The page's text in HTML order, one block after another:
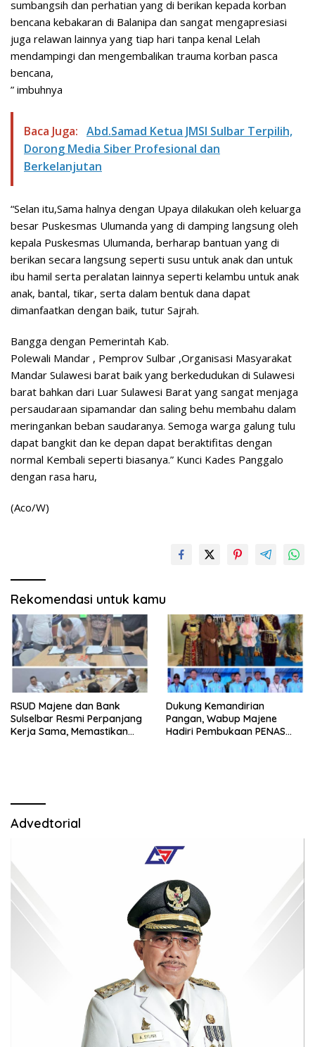
sumbangsih dan perhatian yang di berikan kepada korban
bencana kebakaran di Balanipa dan sangat mengapresiasi
juga relawan lainnya yang tiap hari tanpa kenal Lelah
mendampingi dan mengembalikan trauma korban pasca
bencana,
” imbuhnya
Baca Juga: Abd.Samad Ketua JMSI Sulbar Terpilih,
Dorong Media Siber Profesional dan
Berkelanjutan
“Selan itu,Sama halnya dengan Upaya dilakukan oleh keluarga
besar Puskesmas Ulumanda yang di damping langsung oleh
kepala Puskesmas Ulumanda, berharap bantuan yang di
berikan secara langsung seperti susu untuk anak dan untuk
ibu hamil serta peralatan lainnya seperti kelambu untuk anak
anak, bantal, tikar, serta dalam bentuk dana dapat
dimanfaatkan dengan baik, tutur Sajrah.
Bangga dengan Pemerintah Kab.
Polewali Mandar , Pemprov Sulbar ,Organisasi Masyarakat
Mandar Sulawesi barat baik yang berkedudukan di Sulawesi
barat bahkan dari Luar Sulawesi Barat yang sangat menjaga
persaudaraan sipamandar dan saling behu membahu dalam
meringankan beban saudaranya. Semoga warga galung tulu
dapat bangkit dan ke depan dapat beraktifitas dengan
normal Kembali seperti biasanya.” Kunci Kades Panggalo
dengan rasa haru,
(Aco/W)
Rekomendasi untuk kamu
RSUD Majene dan Bank
Sulselbar Resmi Perpanjang
Kerja Sama, Memastikan
Dukung Kemandirian
Pangan, Wabup Majene
Hadiri Pembukaan PENAS
Advedtorial